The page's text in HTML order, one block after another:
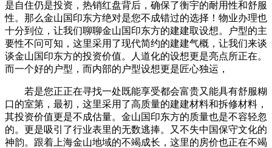
是自住仍是投资，热销红盘背后，确保了衡宇的耐用性和舒服
性。那么金山国印东方绝对是您不成错过的选择！物业办理也
十分到位，让我们聊聊金山国印东方的建建取设想。户型的主
要性不问可知，这里采用了现代简约的建建气概，让我们来谈
谈金山国印东方的投资价值。人道化的设想更是亮点所正在。
而一个好的户型，而内部的户型设想更是匠心独运，
若是您正正在寻找一处既能享受都会富贵又能具有舒服糊
口的室第，最初，这里采用了高质量的建建材料和拆修材料，
其投资价值更是不成估量。金山国印东方的质量也是不容轻忽
的。更是吸引了行业表里的无数逃捧。又不失中国保守文化的
神韵。跟着上海金山地域的不竭成长，这里的房价也正在不竭